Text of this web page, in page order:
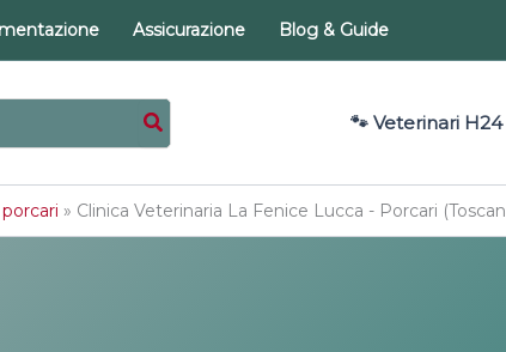
Assicurazione Blog & Guide
🐾 Veterinari H24
porcari » Clinica Veterinaria La Fenice Lucca - Porcari